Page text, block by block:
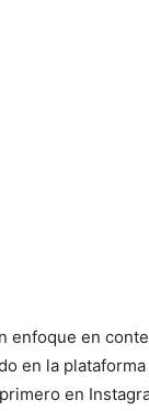
enfoque en
en la
en